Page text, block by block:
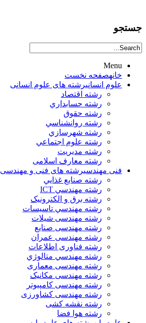
جستجو
Menu
خانهصفحه نخست
علوم انسانيرشته های علوم انسانی
رشته اقتصاد
رشته حسابداري
رشته حقوق
رشته روانشناسي
رشته شهرسازي
رشته علوم اجتماعي
رشته مديريت
رشته معارف اسلامی
فنی مهندسیرشته های فنی و مهندسی
رشته صنايع غذايي
رشته مهندسي ICT
رشته برق و الکترونيک
رشته مهندسي تاسيسات
رشته مهندسی شیلات
رشته مهندسی صنایع
رشته مهندسی عمران
رشته فناوری اطلاعات
رشته مهندسي متالوژي
رشته مهندسی معماری
رشته مهندسی مکانیک
رشته مهندسی کامپیوتر
رشته مهندسی کشاورزی
رشته نقشه کشی
رشته هوا فضا